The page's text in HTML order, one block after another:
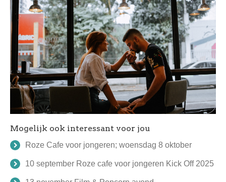
Mogelijk ook interessant voor jou
Roze Cafe voor jongeren; woensdag 8 oktober
10 september Roze cafe voor jongeren Kick Off 2025